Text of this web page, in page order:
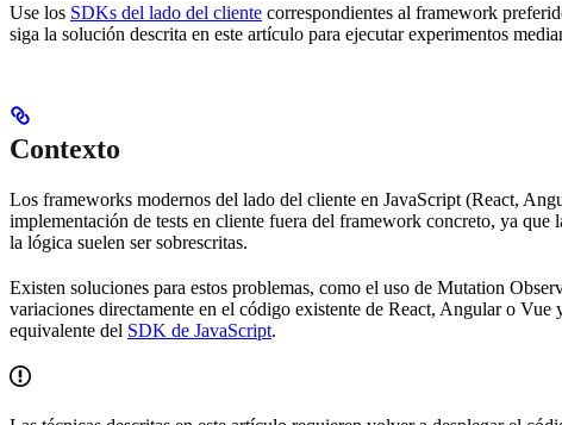
Use los SDKs del lado del cliente correspondientes al framework
siga la solución descrita en este artículo para ejecutar experimentos
Contexto
Los frameworks modernos del lado del cliente en JavaScript (React,
implementación de tests en cliente fuera del framework concreto, ya
la lógica suelen ser sobrescritas.
Existen soluciones para estos problemas, como el uso de Mutation
variaciones directamente en el código existente de React, Angular o
equivalente del SDK de JavaScript.